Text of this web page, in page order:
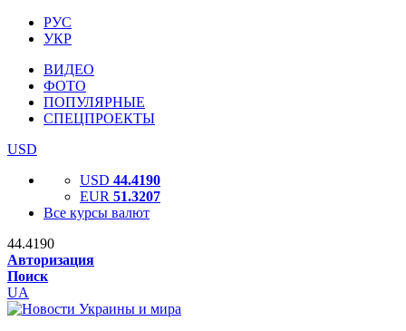
РУС
УКР
ВИДЕО
ФОТО
ПОПУЛЯРНЫЕ
СПЕЦПРОЕКТЫ
USD
USD 44.4190
EUR 51.3207
Все курсы валют
44.4190
Авторизация
Поиск
UA